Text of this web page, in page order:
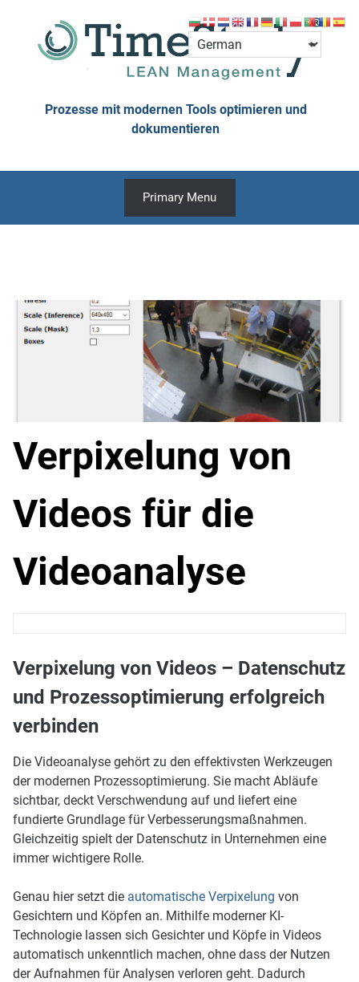
content
Prozesse mit modernen Tools optimieren und
dokumentieren
Primary Menu
Verpixelung von
Videos für die
Videoanalyse
Verpixelung von Videos – Datenschutz
und Prozessoptimierung erfolgreich
verbinden
Die Videoanalyse gehört zu den effektivsten Werkzeugen
der modernen Prozessoptimierung. Sie macht Abläufe
sichtbar, deckt Verschwendung auf und liefert eine
fundierte Grundlage für Verbesserungsmaßnahmen.
Gleichzeitig spielt der Datenschutz in Unternehmen eine
immer wichtigere Rolle.
Genau hier setzt die automatische Verpixelung von
Gesichtern und Köpfen an. Mithilfe moderner KI-
Technologie lassen sich Gesichter und Köpfe in Videos
automatisch unkenntlich machen, ohne dass der Nutzen
der Aufnahmen für Analysen verloren geht. Dadurch